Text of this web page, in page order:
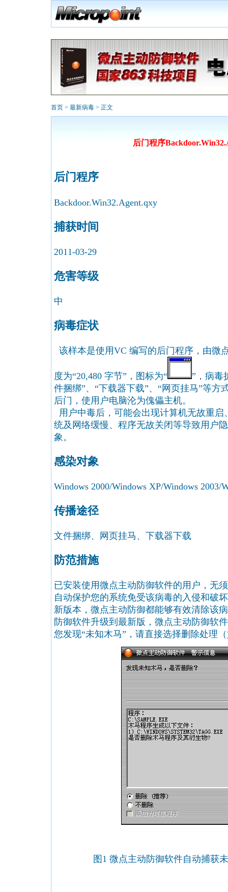
首页 > 最新病毒 > 正文
后门程序
后门程序
Backdoor.Win32.Agent.qxy
捕获时间
2011-03-29
危害等级
中
病毒症状
该样本是使用VC 编写的后门程序，由微
度为“20,480 字节”，图标为“
”，病毒
件捆绑”、“下载器下载”、“网页挂马”等方
后门，使用户电脑沦为傀儡主机。
用户中毒后，可能会出现计算机无故重
统及网络缓慢、程序无故关闭等导致用户
象。
感染对象
Windows 2000/Windows XP/Windows 2003/
传播途径
文件捆绑、网页挂马、下载器下载
防范措施
已安装使用微点主动防御软件的用户，无
自动保护您的系统免受该病毒的入侵和破
新版本，微点主动防御都能够有效清除该
防御软件升级到最新版，微点主动防御软
您发现“未知木马”，请直接选择删除处理
图1 微点主动防御软件自动捕获